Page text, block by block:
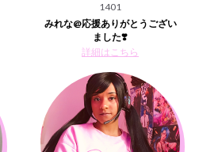
1401
みれな@応援ありがとうござい
ました❣️
詳細はこちら